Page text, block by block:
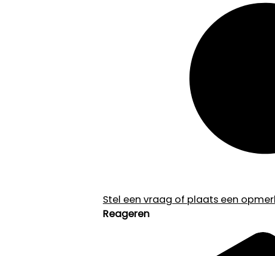
Stel een vraag of plaats een
Reageren